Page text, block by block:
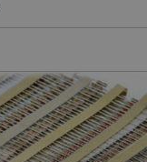
PHPSESSID
_lb